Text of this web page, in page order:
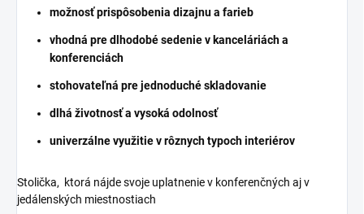
možnosť prispôsobenia dizajnu a farieb
vhodná pre dlhodobé sedenie v kanceláriách a
konferenciách
stohovateľná pre jednoduché skladovanie
dlhá životnosť a vysoká odolnosť
univerzálne využitie v rôznych typoch interiérov
Stolička, ktorá nájde svoje uplatnenie v konferenčných aj v
jedálenských miestnostiach